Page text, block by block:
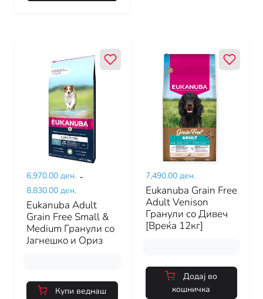
6,970.00 ден. -
8,830.00 ден.
Eukanuba Adult
Grain Free Small &
Medium Гранули со
Јагнешко и Ориз
Купи веднаш
7,490.00 ден.
Eukanuba Grain Free
Adult Venison
Гранули со Дивеч
[Вреќа 12кг]
Додај во
кошничка